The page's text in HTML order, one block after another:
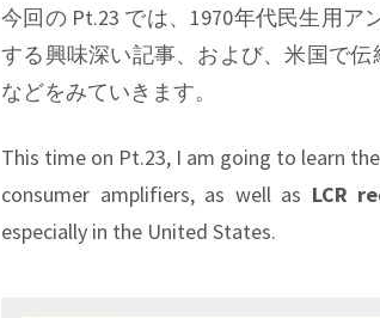
今回の Pt.23 では、1970年代民生用
する興味深い記事、および、米国で伝
などをみていきます。
This time on Pt.23, I am going to learn
consumer amplifiers, as well as LCR
especially in the United States.